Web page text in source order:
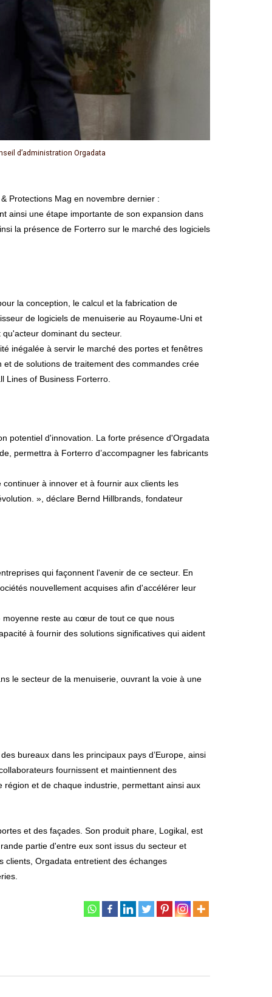
d’administration Orgadata
Protections Mag en novembre dernier :
ainsi une étape importante de son expansion dans
la présence de Forterro sur le marché des logiciels
la conception, le calcul et la fabrication de
de logiciels de menuiserie au Royaume-Uni et
dominant du secteur.
inégalée à servir le marché des portes et fenêtres
de solutions de traitement des commandes crée
Lines of Business Forterro.
potentiel d'innovation. La forte présence d'Orgadata
permettra à Forterro d’accompagner les fabricants
à innover et à fournir aux clients les
», déclare Bernd Hillbrands, fondateur
qui façonnent l'avenir de ce secteur. En
nouvellement acquises afin d'accélérer leur
reste au cœur de tout ce que nous
à fournir des solutions significatives qui aident
le secteur de la menuiserie, ouvrant la voie à une
bureaux dans les principaux pays d’Europe, ainsi
fournissent et maintiennent des
et de chaque industrie, permettant ainsi aux
et des façades. Son produit phare, Logikal, est
partie d'entre eux sont issus du secteur et
clients, Orgadata entretient des échanges